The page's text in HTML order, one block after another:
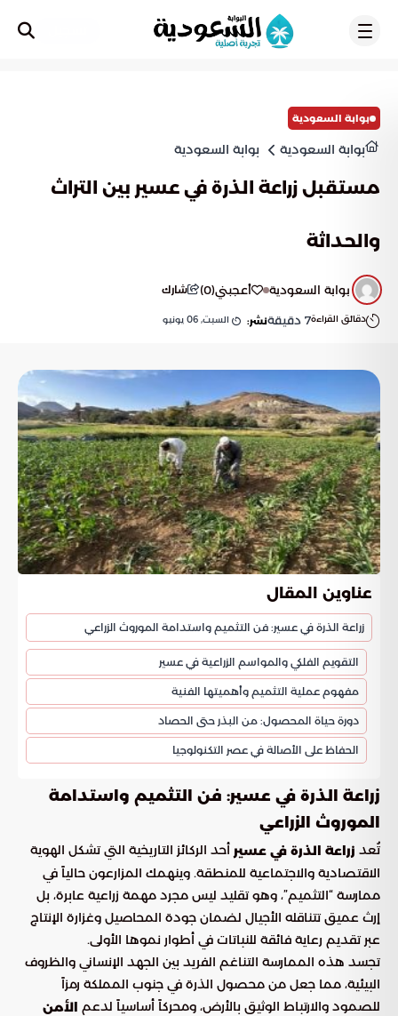
بوابة السعودية
بوابة السعودية بوابة السعودية
مستقبل زراعة الذرة في عسير بين التراث
والحداثة
بوابة السعودية أعجبني(
0
) شارك
دقائق القراءة7 دقيقةنشر: السبت, 06 يونيو
عناوين المقال
زراعة الذرة في عسير: فن التثميم واستدامة الموروث الزراعي
التقويم الفلكي والمواسم الزراعية في عسير
مفهوم عملية التثميم وأهميتها الفنية
دورة حياة المحصول: من البذر حتى الحصاد
الحفاظ على الأصالة في عصر التكنولوجيا
زراعة الذرة في عسير: فن التثميم واستدامة
الموروث الزراعي
تُعد زراعة الذرة في عسير أحد الركائز التاريخية التي تشكل الهوية
الاقتصادية والاجتماعية للمنطقة. وينهمك المزارعون حالياً في
ممارسة “التثميم”، وهو تقليد ليس مجرد مهمة زراعية عابرة، بل
إرث عميق تتناقله الأجيال لضمان جودة المحاصيل وغزارة الإنتاج
عبر تقديم رعاية فائقة للنباتات في أطوار نموها الأولى.
تجسد هذه الممارسة التناغم الفريد بين الجهد الإنساني والظروف
البيئية، مما جعل من محصول الذرة في جنوب المملكة رمزاً
للصمود والارتباط الوثيق بالأرض، ومحركاً أساسياً لدعم الأمن